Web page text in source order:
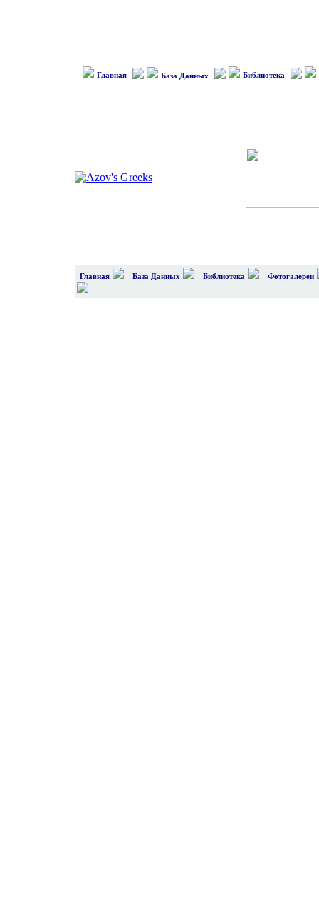
Главная База Данных Библиотека
Главная База Данных Библиотека Фотогалереи